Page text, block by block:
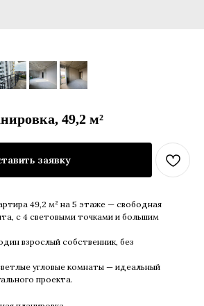
49,2 м²
заявку
49,2 м² на 5 этаже — свободная
с 4 световыми точками и большим
взрослый собственник, без
угловые комнаты — идеальный
проекта.